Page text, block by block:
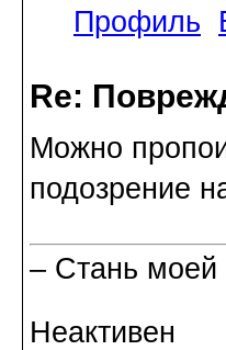
Профиль
Re:
Можно
подозрение
– Стань моей
Неактивен